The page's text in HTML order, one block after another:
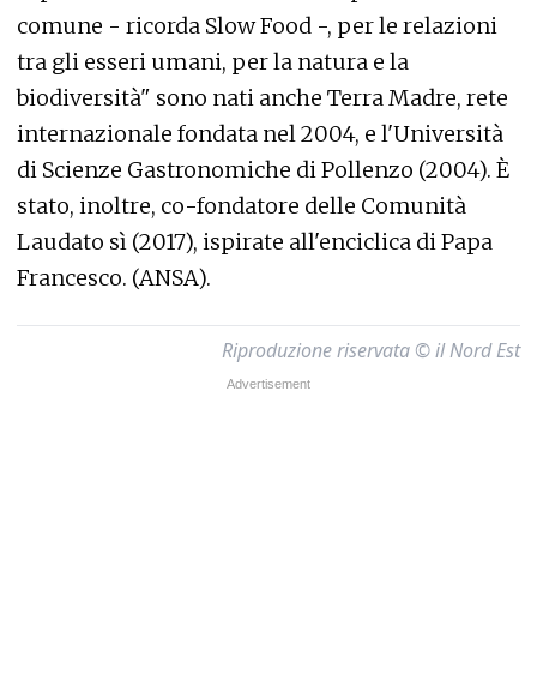
comune - ricorda Slow Food -, per le relazioni
tra gli esseri umani, per la natura e la
biodiversità" sono nati anche Terra Madre, rete
internazionale fondata nel 2004, e l'Università
di Scienze Gastronomiche di Pollenzo (2004). È
stato, inoltre, co-fondatore delle Comunità
Laudato sì (2017), ispirate all'enciclica di Papa
Francesco. (ANSA).
Riproduzione riservata © il Nord Est